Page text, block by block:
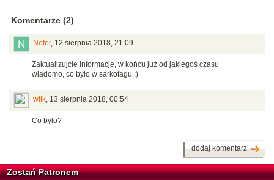
Komentarze (2)
Nefer, 12 sierpnia 2018, 21:09
Zaktualizujcie informacje, w końcu już od jakiegoś czasu
wiadomo, co było w sarkofagu ;)
wilk, 13 sierpnia 2018, 00:54
Co było?
dodaj komentarz
Zostań Patronem